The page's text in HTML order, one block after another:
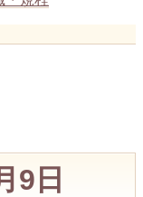
9日